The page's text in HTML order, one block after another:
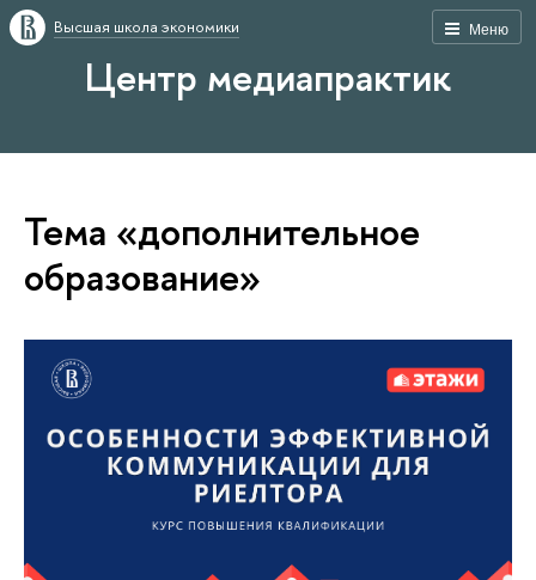
Меню
Высшая школа экономики
Центр медиапрактик
Тема «дополнительное
образование»